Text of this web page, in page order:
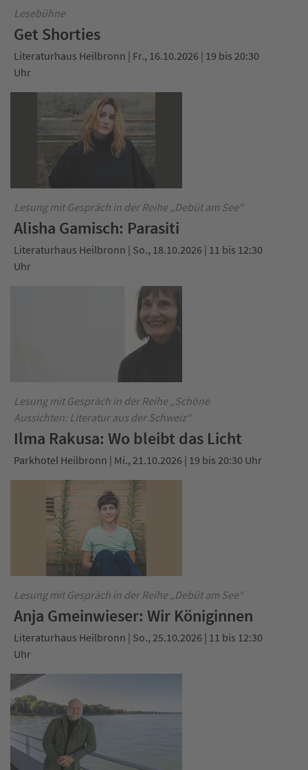
Lesebühne
Get Shorties
Literaturhaus Heilbronn | Fr., 16.10.2026 | 19 bis 20:30
Uhr
Lesung mit Gespräch in der Reihe „Debüt am See“
Alisha Gamisch: Parasiti
Literaturhaus Heilbronn | So., 18.10.2026 | 11 bis 12:30
Uhr
Lesung mit Gespräch in der Reihe „Schöne
Aussichten: Literatur aus der Schweiz“
Ilma Rakusa: Wo bleibt das Licht
Parkhotel Heilbronn | Mi., 21.10.2026 | 19 bis 20:30 Uhr
Lesung mit Gespräch in der Reihe „Debüt am See“
Anja Gmeinwieser: Wir Königinnen
Literaturhaus Heilbronn | So., 25.10.2026 | 11 bis 12:30
Uhr